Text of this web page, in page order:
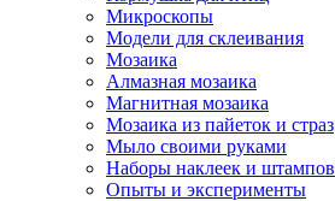
Микроскопы
Модели для склеивания
Мозаика
Алмазная мозаика
Магнитная мозаика
Мозаика из пайеток и страз
Мыло своими руками
Наборы наклеек и штампов
Опыты и эксперименты